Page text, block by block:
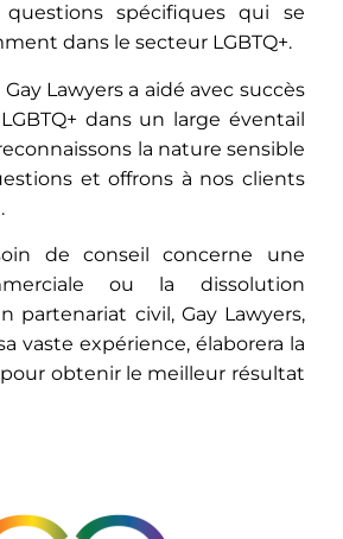
spécifiques qui se
dans le secteur LGBTQ+.
Lawyers a aidé avec succès
dans un large éventail
la nature sensible
et offrons à nos clients
de conseil concerne une
ou la dissolution
partenariat civil, Gay Lawyers,
vaste expérience, élaborera la
obtenir le meilleur résultat